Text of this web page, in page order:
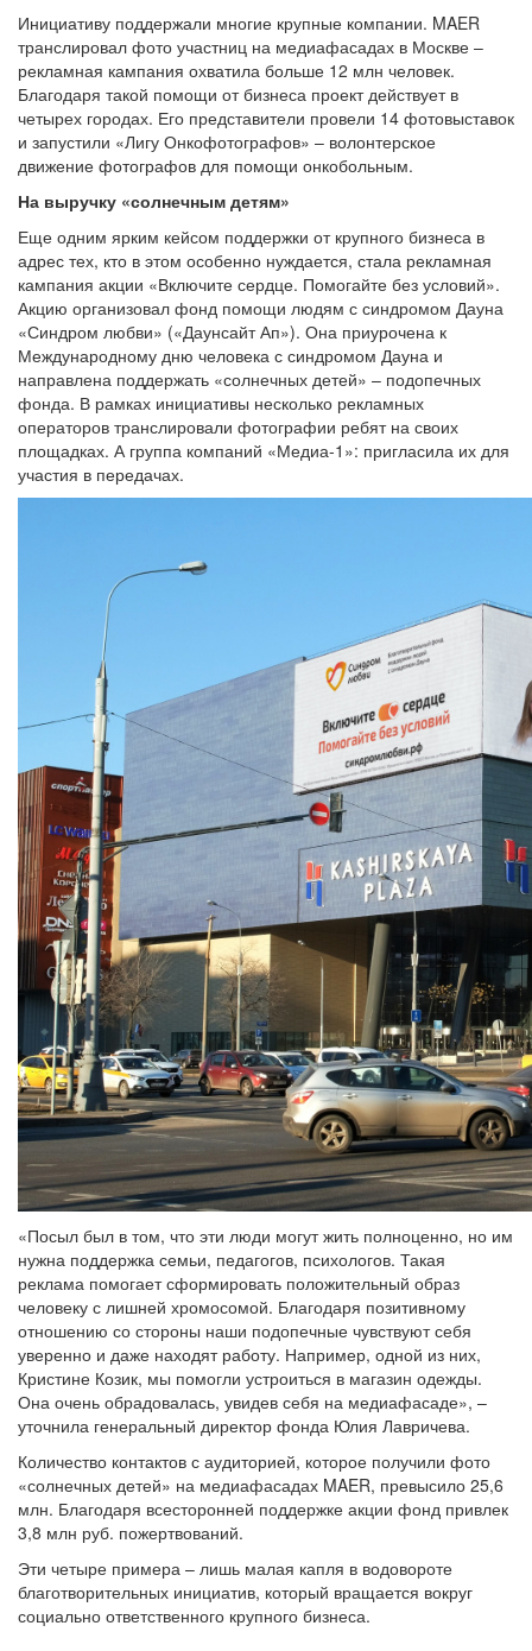
Инициативу поддержали многие крупные компании. MAER
транслировал фото участниц на медиафасадах в Москве –
рекламная кампания охватила больше 12 млн человек.
Благодаря такой помощи от бизнеса проект действует в
четырех городах. Его представители провели 14 фотовыставок
и запустили «Лигу Онкофотографов» – волонтерское
движение фотографов для помощи онкобольным.
На выручку «солнечным детям»
Еще одним ярким кейсом поддержки от крупного бизнеса в
адрес тех, кто в этом особенно нуждается, стала рекламная
кампания акции «Включите сердце. Помогайте без условий».
Акцию организовал фонд помощи людям с синдромом Дауна
«Синдром любви» («Даунсайт Ап»). Она приурочена к
Международному дню человека с синдромом Дауна и
направлена поддержать «солнечных детей» – подопечных
фонда. В рамках инициативы несколько рекламных
операторов транслировали фотографии ребят на своих
площадках. А группа компаний «Медиа-1»: пригласила их для
участия в передачах.
«Посыл был в том, что эти люди могут жить полноценно, но им
нужна поддержка семьи, педагогов, психологов. Такая
реклама помогает сформировать положительный образ
человеку с лишней хромосомой. Благодаря позитивному
отношению со стороны наши подопечные чувствуют себя
уверенно и даже находят работу. Например, одной из них,
Кристине Козик, мы помогли устроиться в магазин одежды.
Она очень обрадовалась, увидев себя на медиафасаде», –
уточнила генеральный директор фонда Юлия Лавричева.
Количество контактов с аудиторией, которое получили фото
«солнечных детей» на медиафасадах MAER, превысило 25,6
млн. Благодаря всесторонней поддержке акции фонд привлек
3,8 млн руб. пожертвований.
Эти четыре примера – лишь малая капля в водовороте
благотворительных инициатив, который вращается вокруг
социально ответственного крупного бизнеса.